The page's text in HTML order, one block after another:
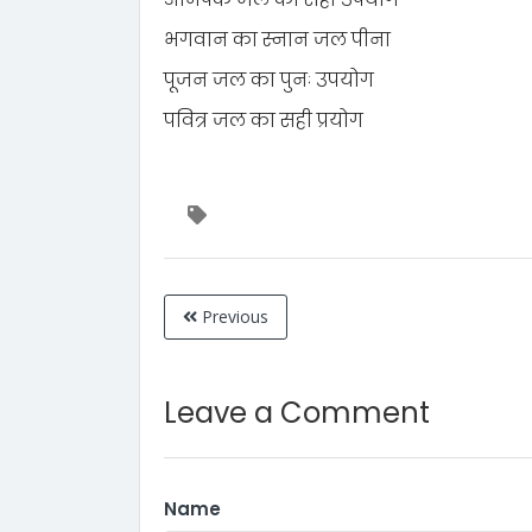
भगवान का स्नान जल पीना
पूजन जल का पुनः उपयोग
पवित्र जल का सही प्रयोग
Previous
Leave a Comment
Name